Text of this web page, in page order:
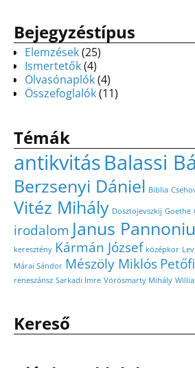
Bejegyzéstípus
Elemzések(25)
Ismertetők(4)
Olvasónaplók(4)
Összefoglalók(11)
Témák
antikvitásBalassi
Berzsenyi Dániel Biblia
Vitéz Mihály Dosztojevszkij Goethe
irodalom Janus
keresztény Kármán József középkor
Márai Sándor Mészöly Miklós
reneszánsz Sarkadi Imre Vörösmarty Mihály
Kereső